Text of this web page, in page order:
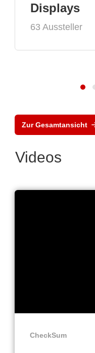
Displays
63 Aussteller
Zur Gesamtansicht
Videos
CheckSum